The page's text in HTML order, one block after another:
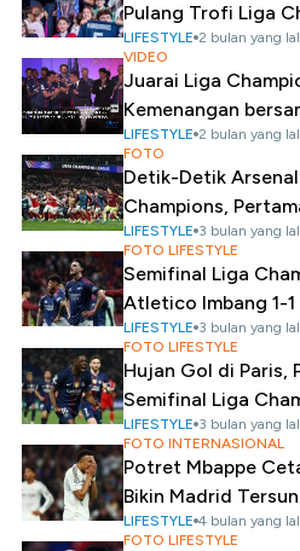
Pulang Trofi Liga
LIFESTYLE 2 bulan yang
VIDEO
Juarai Liga
Kemenangan
LIFESTYLE 2 bulan yang
FOTO
Detik-Detik
Champions,
LIFESTYLE 3 bulan yang
FOTO LIFESTYLE
Semifinal Liga
Atletico Imbang 1-1
LIFESTYLE 3 bulan yang
FOTO LIFESTYLE
Hujan Gol di Paris,
Semifinal Liga
LIFESTYLE 3 bulan yang
FOTO INTERNASIONAL
Potret Mbappe
Bikin Madrid
LIFESTYLE 4 bulan yang
FOTO LIFESTYLE